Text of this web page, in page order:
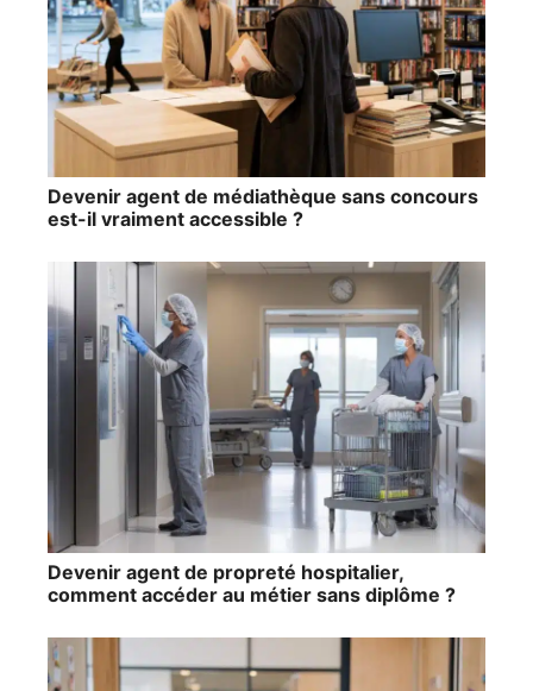
Devenir agent de médiathèque sans concours
est-il vraiment accessible ?
Devenir agent de propreté hospitalier,
comment accéder au métier sans diplôme ?